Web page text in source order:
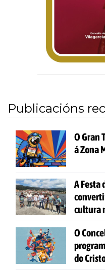
Publicacións
O Gran
á Zona
A Festa
cultura
O
do